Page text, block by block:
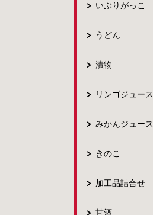
いぶりがっこ
うどん
漬物
リンゴジュース
みかんジュース
きのこ
加工品詰合せ
甘酒